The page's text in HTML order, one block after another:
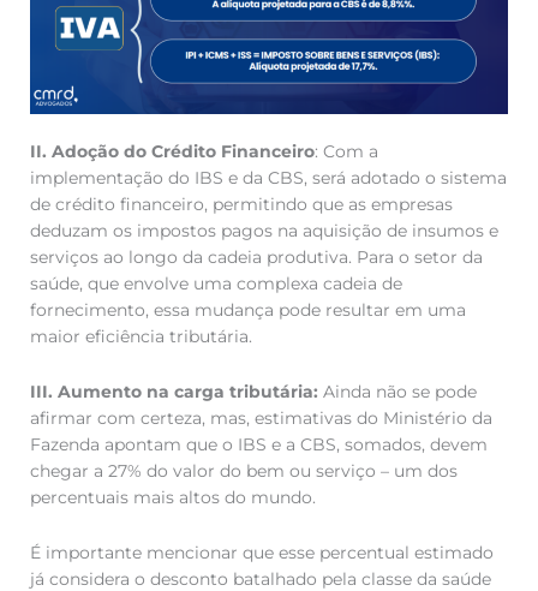
II. Adoção do Crédito Financeiro: Com a
implementação do IBS e da CBS, será adotado o sistema
de crédito financeiro, permitindo que as empresas
deduzam os impostos pagos na aquisição de insumos e
serviços ao longo da cadeia produtiva. Para o setor da
saúde, que envolve uma complexa cadeia de
fornecimento, essa mudança pode resultar em uma
maior eficiência tributária.
III. Aumento na carga tributária: Ainda não se pode
afirmar com certeza, mas, estimativas do Ministério da
Fazenda apontam que o IBS e a CBS, somados, devem
chegar a 27% do valor do bem ou serviço – um dos
percentuais mais altos do mundo.
É importante mencionar que esse percentual estimado
já considera o desconto batalhado pela classe da saúde